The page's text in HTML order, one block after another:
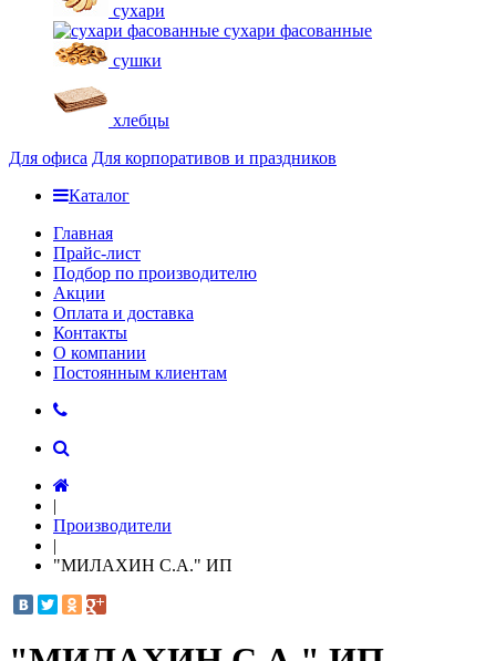
сухари
сухари фасованные
сушки
хлебцы
Для офиса Для корпоративов и праздников
Каталог
Главная
Прайс-лист
Подбор по производителю
Акции
Оплата и доставка
Контакты
О компании
Постоянным клиентам
|
Производители
|
"МИЛАХИН С.А." ИП